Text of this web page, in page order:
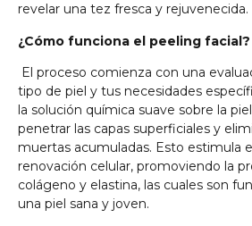
revelar una tez fresca y rejuvenecida.
¿Cómo funciona el peeling facial?
El proceso comienza con una
tipo de piel y tus necesidades
la solución química suave sobre la
penetrar las capas superficiales y
muertas acumuladas. Esto estimula
renovación celular, promoviendo la
colágeno y elastina, las cuales son
una piel sana y joven.